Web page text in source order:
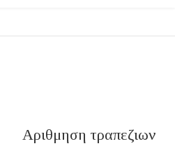
Αριθμηση τραπεζιων